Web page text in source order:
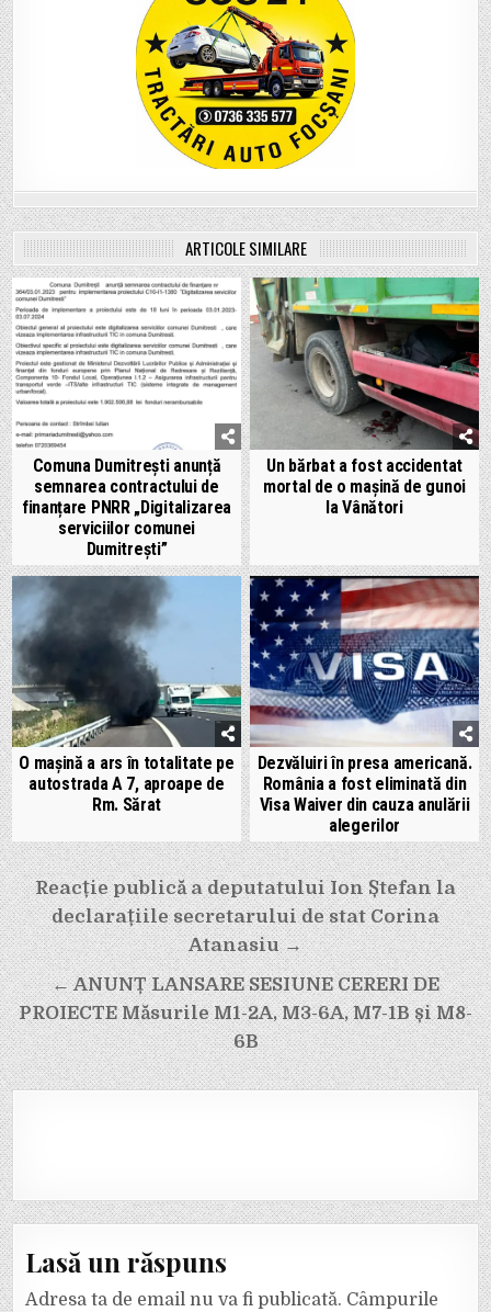
ARTICOLE SIMILARE
Comuna Dumitrești anunță
semnarea contractului de
finanțare PNRR „Digitalizarea
serviciilor comunei
Dumitrești”
Un bărbat a fost accidentat
mortal de o mașină de gunoi
la Vânători
O mașină a ars în totalitate pe
autostrada A 7, aproape de
Rm. Sărat
Dezvăluiri în presa americană.
România a fost eliminată din
Visa Waiver din cauza anulării
alegerilor
Navigare
în
articole
Reacție publică a deputatului Ion Ștefan la
declarațiile secretarului de stat Corina
Atanasiu →
← ANUNȚ LANSARE SESIUNE CERERI DE
PROIECTE Măsurile M1-2A, M3-6A, M7-1B și M8-
6B
Lasă un răspuns
Adresa ta de email nu va fi publicată. Câmpurile